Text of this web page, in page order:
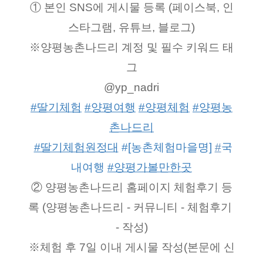
① 본인 SNS에 게시물 등록 (페이스북, 인
스타그램, 유튜브, 블로그)
※양평농촌나드리 계정 및 필수 키워드 태
그
@yp_nadri
#딸기체험 #양평여행 #양평체험 #양평농
촌나드리
#딸기체험원정대 #[농촌체험마을명] #국
내여행 #양평가볼만한곳
② 양평농촌나드리 홈페이지 체험후기 등
록 (양평농촌나드리 - 커뮤니티 - 체험후기
- 작성)
※체험 후 7일 이내 게시물 작성(본문에 신